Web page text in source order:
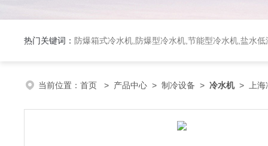
热门关键词： 防爆箱式冷水机,防爆型冷水机,节能型冷水机,盐水低
当前位置： 首页 > 产品中心 > 制冷设备 > 冷水机> 上海